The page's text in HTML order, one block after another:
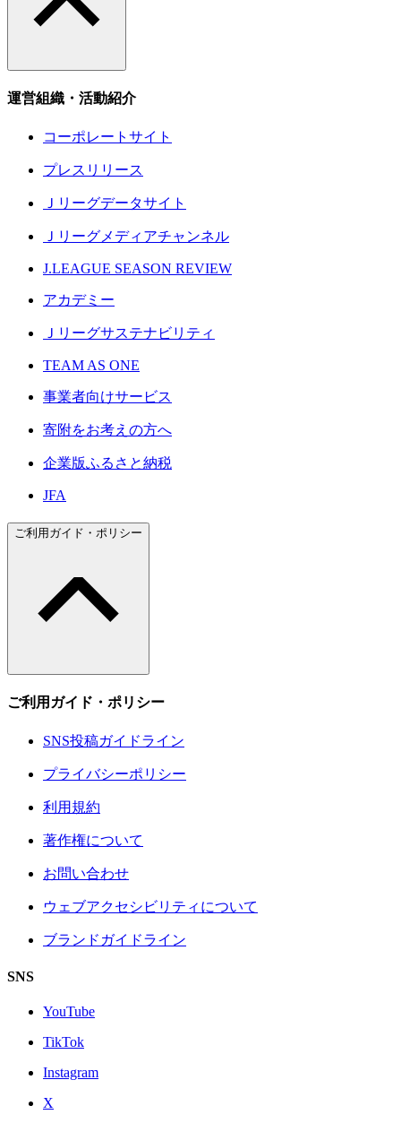
運営組織・活動紹介
コーポレートサイト
プレスリリース
Ｊリーグデータサイト
Ｊリーグメディアチャンネル
J.LEAGUE SEASON REVIEW
アカデミー
Ｊリーグサステナビリティ
TEAM AS ONE
事業者向けサービス
寄附をお考えの方へ
企業版ふるさと納税
JFA
ご利用ガイド・ポリシー
ご利用ガイド・ポリシー
SNS投稿ガイドライン
プライバシーポリシー
利用規約
著作権について
お問い合わせ
ウェブアクセシビリティについて
ブランドガイドライン
SNS
YouTube
TikTok
Instagram
X